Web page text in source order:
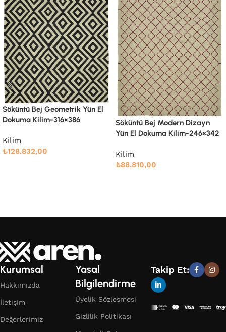
Söküntü Bej Modern Dizayn
Kilim
Söküntü Bej Modern Dizayn
Yün El Dokuma Kilim-260×334
₺91.661,00
Devamını oku
Kurumsal
Hakkımızda
İletişim
Değerlerimiz
Yasal
Bilgilendirme
Üyelik Sözleşmesi
Gizlilik Politikası
Takip Et: